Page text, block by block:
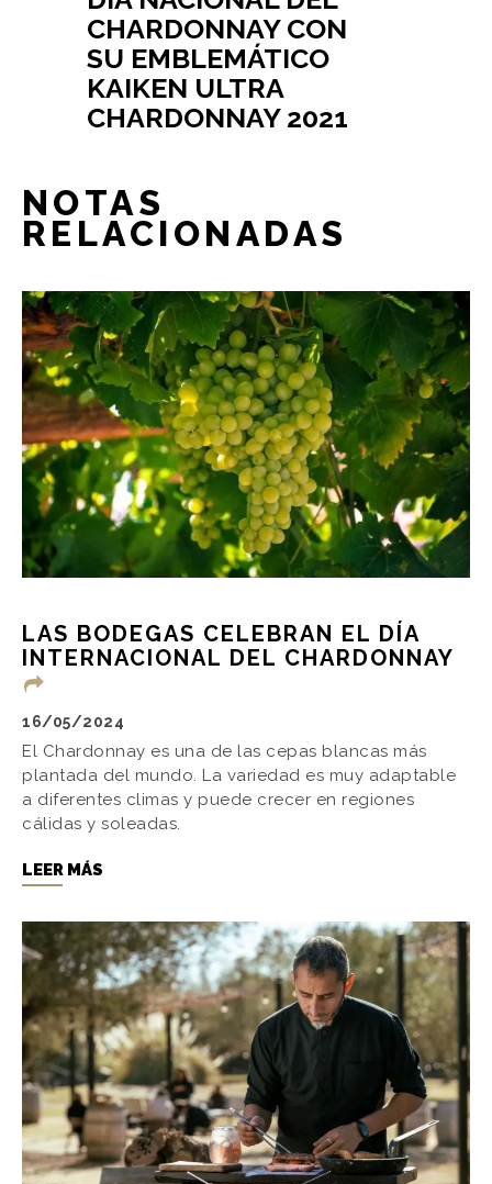
CHARDONNAY CON
SU EMBLEMÁTICO
KAIKEN ULTRA
CHARDONNAY 2021
NOTAS
RELACIONADAS
LAS BODEGAS CELEBRAN EL DÍA
INTERNACIONAL DEL CHARDONNAY
16/05/2024
El Chardonnay es una de las cepas blancas más
plantada del mundo. La variedad es muy adaptable
a diferentes climas y puede crecer en regiones
cálidas y soleadas.
LEER MÁS